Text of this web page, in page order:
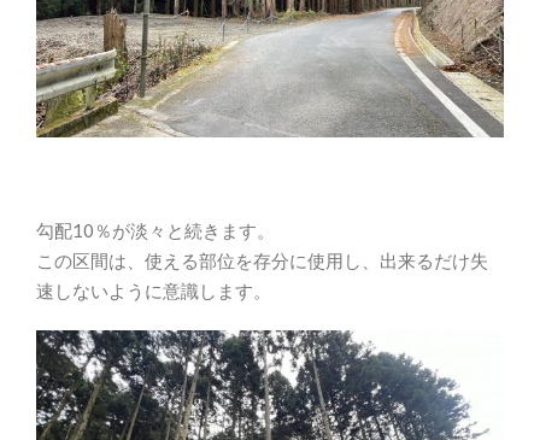
勾配10％が淡々と続きます。
この区間は、使える部位を存分に使用し、出来るだけ失
速しないように意識します。